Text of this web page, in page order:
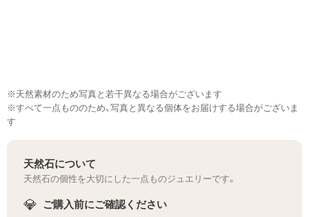
※天然素材のため写真と若干異なる場合がございます
※すべて一点もののため、写真と異なる個体をお届けする場合がございま
す
天然石について
天然石の個性を大切にした一点ものジュエリーです。
💎 ご購入前にご確認ください